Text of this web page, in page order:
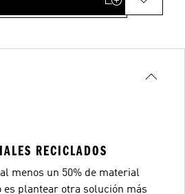
RECICLADOS
menos un 50% de material
es plantear otra solución más